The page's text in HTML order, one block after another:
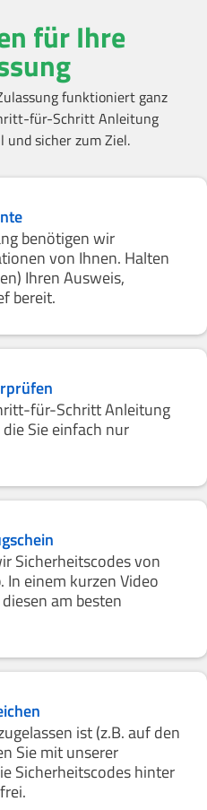
für Ihre
funktioniert ganz
für-Schritt Anleitung
und sicher zum Ziel.
benötigen wir
von Ihnen. Halten
Ihren Ausweis,
bereit.
für-Schritt Anleitung
Sie einfach nur
Sicherheitscodes von
In einem kurzen Video
am besten
ist (z.B. auf den
Sie mit unserer
Sicherheitscodes hinter